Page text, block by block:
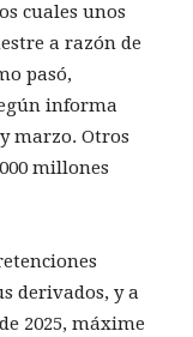
cuales unos
a razón de
pasó,
informa
marzo. Otros
millones
derivados, y a
2025, máxime